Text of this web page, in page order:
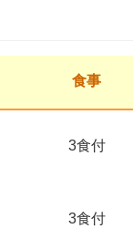
食事
3食付
3食付